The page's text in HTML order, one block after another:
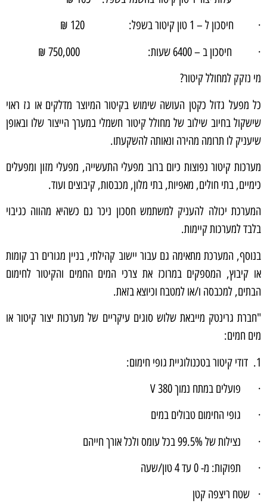
· חיסכון ל – 1 טון קיטור בשפל: 120 ₪
· חיסכון ב – 6400 שעות: 750,000 ₪
מי נזקק למחולל קיטור?
כל מפעל גדול כקטן העושה שימוש בקיטור המיוצר מדלקים או גז ראוי
שישקול בחיוב שילוב של מחולל קיטור חשמלי במערך הייצור שלו ובאופן
שיעניק לו תרומה מהירה ונאותה להשקעתו.
מערכות קיטור נפוצות כיום ברוב מפעלי התעשייה, מפעלי מזון ומפעלים
כימיים, בתי חולים, מאפיות, בתי מלון, מכבסות, קיבוצים ועוד.
המערכת יכולה להעניק למשתמש חסכון ניכר גם כשהיא מהווה כגיבוי
בלבד למערכות קיימות.
בנוסף, המערכת מתאימה גם עבור יישוב קהילתי, בניין מגורים רב קומות
או קיבוץ, המספקים במרוכז את צרכי המים החמים והקיטור לחימום
הבתים, למכבסה ו/או למטבח וכיוצא בזאת.
"חברת גרינטק מייבאת שלוש סוגים עיקריים של מערכות יצור קיטור או
מים חמים:
1. דודי קיטור בטכנולוגיית גופי חימום:
· פועלים במתח נמוך V 380
· גופי החימום טבולים במים
· נצילות של 99.5% בכל עומס ולכל אורך חייהם
· תפוקות: מ- 0 עד 4 טון/שעה
· שטח ריצפה קטן